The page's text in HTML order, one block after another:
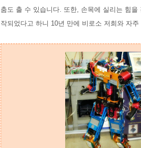
춤도 출 수 있습니다. 또한, 손목에 실리는 힘
작되었다고 하니 10년 만에 비로소 저희와 자주